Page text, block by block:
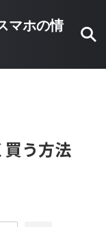
マホの情
う方法